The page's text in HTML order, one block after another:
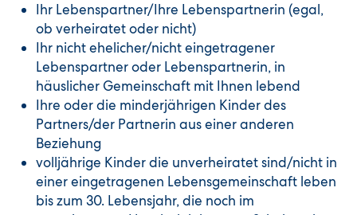
Ihr Lebenspartner/Ihre Lebenspartnerin (egal,
ob verheiratet oder nicht)
Ihr nicht ehelicher/nicht eingetragener
Lebenspartner oder Lebenspartnerin, in
häuslicher Gemeinschaft mit Ihnen lebend
Ihre oder die minderjährigen Kinder des
Partners/der Partnerin aus einer anderen
Beziehung
volljährige Kinder die unverheiratet sind/nicht in
einer eingetragenen Lebensgemeinschaft leben
bis zum 30. Lebensjahr, die noch im